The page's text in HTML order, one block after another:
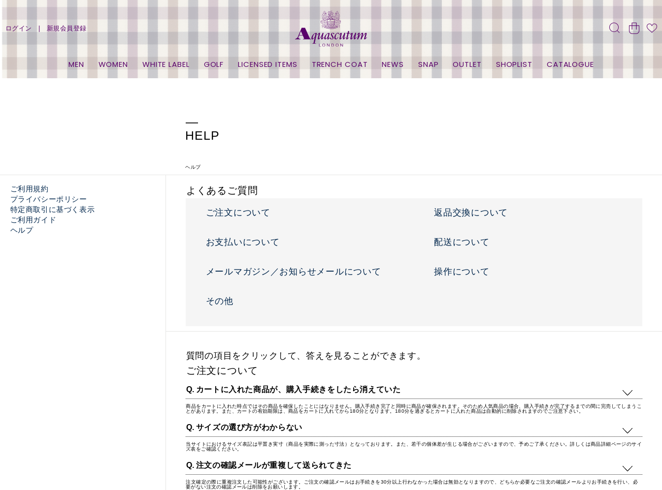
ログイン 新規会員登録
MEN WOMEN WHITE LABEL GOLF LICENSED ITEMS TRENCH COAT NEWS SNAP OUTLET SHOPLIST CATALOGUE
HELP
ヘルプ
よくあるご質問
ご注文について 返品交換について
お支払いについて 配送について
メールマガジン／お知らせメールについて 操作について
その他
質問の項目をクリックして、答えを見ることができます。
ご注文について
カートに入れた商品が、購入手続きをしたら消えていた
商品をカートに入れた時点ではその商品を確保したことにはなりません。購入手続き完了と同時に商品が確保されます。そのため人気商品の場合、購入手続きが完了するまでの間に完売してしまうこ
とがあります。また、カートの有効期限は、商品をカートに入れてから180分となります。180分を過ぎるとカートに入れた商品は自動的に削除されますのでご注意下さい。
サイズの選び方がわからない
当サイトにおけるサイズ表記は平置き実寸（商品を実際に測った寸法）となっております。また、若干の個体差が生じる場合がございますので、予めご了承ください。詳しくは商品詳細ページのサイ
ズ表をご確認ください。
注文の確認メールが重複して送られてきた
注文確定の際に重複注文した可能性がございます。ご注文の確認メールはお手続きを30分以上行わなかった場合は無効となりますので、どちらか必要なご注文の確認メールよりお手続きを行い、必
要がない注文の確認メールは削除をお願いします。
ご利用規約
プライバシーポリシー
特定商取引に基づく表示
ご利用ガイド
ヘルプ